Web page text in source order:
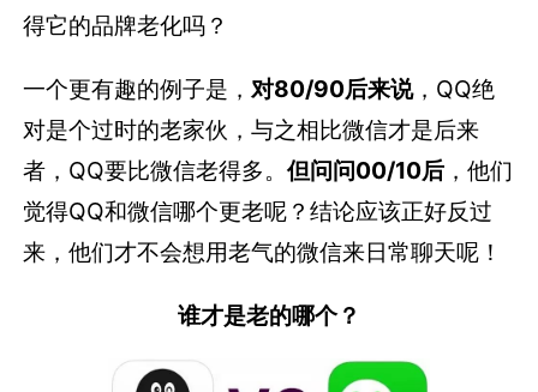
得它的品牌老化吗？
一个更有趣的例子是，对80/90后来说，QQ绝
对是个过时的老家伙，与之相比微信才是后来
者，QQ要比微信老得多。但问问00/10后 ，他们
觉得QQ和微信哪个更老呢？结论应该正好反过
来，他们才不会想用老气的微信来日常聊天呢！
谁才是老的哪个？